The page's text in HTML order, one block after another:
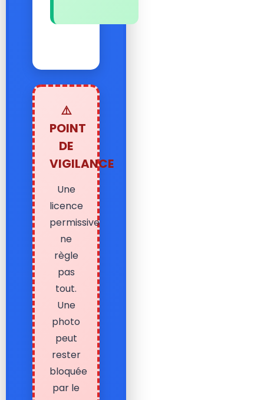
⚠️
POINT
DE
VIGILANCE
Une
licence
permissive
ne
règle
pas
tout.
Une
photo
peut
rester
bloquée
par le